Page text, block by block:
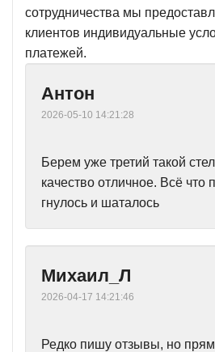
сотрудничества мы
клиентов индивидуальные
платежей.
Антон
2026-05-10 14:21:28
Берем уже третий такой
качество отличное. Всё что
гнулось и шаталось
Михаил_Л
2026-04-17 14:21:46
Редко пишу отзывы, но